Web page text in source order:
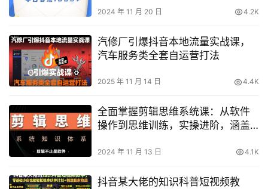
2024 年 11 月 20 日 4.2K
汽修厂引爆抖音本地流量实战课，
汽车服务类全套自运营打法
2025 年 11 月 14 日 4.4K
全面掌握剪辑思维系统课：从软件
操作到思维训练，实操进阶，涵盖
2024 年 11 月 13 日 4.1K
抖音某大佬的知识科普短视频教